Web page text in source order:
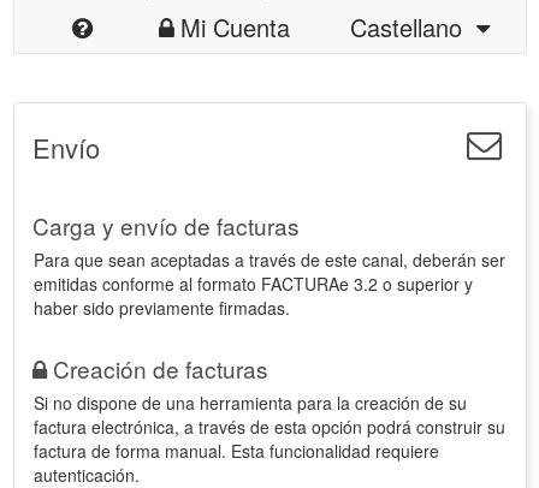
Mi Cuenta
Castellano
Envío
Carga y envío de facturas
Para que sean aceptadas a través de este canal, deberán ser
emitidas conforme al formato FACTURAe 3.2 o superior y
haber sido previamente firmadas.
Creación de facturas
Si no dispone de una herramienta para la creación de su
factura electrónica, a través de esta opción podrá construir su
factura de forma manual. Esta funcionalidad requiere
autenticación.